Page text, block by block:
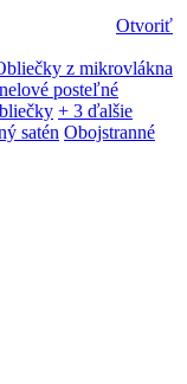
Otvoriť
z mikrovlákna
posteľné
+ 3 ďalšie
satén Obojstranné